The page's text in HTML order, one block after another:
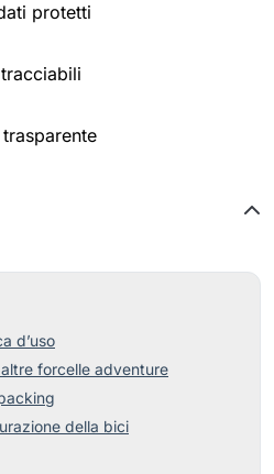
protetti
d’uso
forcelle adventure
della bici